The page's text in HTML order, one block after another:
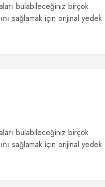
bulabileceğiniz birçok
sağlamak için orijinal yedek
bulabileceğiniz birçok
sağlamak için orijinal yedek